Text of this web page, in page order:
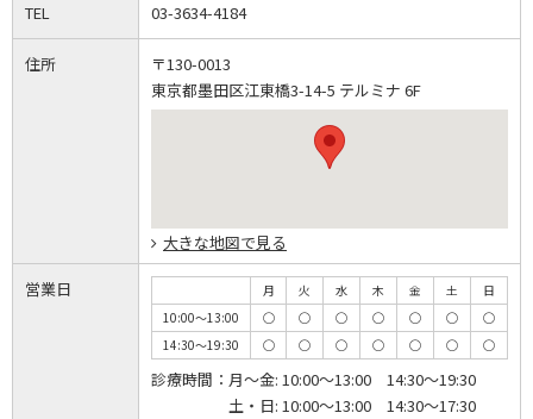
TEL 03-3634-4184
住所
〒130-0013
東京都墨田区江東橋3-14-5 テルミナ 6F
大きな地図で見る
営業日 月 火 水 木 金 土
日
10:00～13:00
◯ ◯ ◯ ◯ ◯ ◯
◯
14:30～19:30
◯ ◯ ◯ ◯ ◯ ◯ ◯
診療時間： 月～金: 10:00～13:00 14:30～19:30
土・日: 10:00～13:00 14:30～17:30